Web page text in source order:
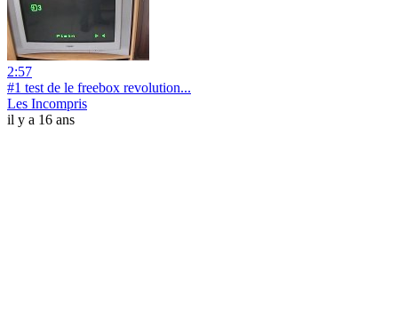
2:57
#1 test de le freebox revolution...
Les Incompris
il y a 16 ans